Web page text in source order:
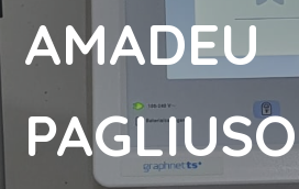
AMADEU
PAGLIUSO